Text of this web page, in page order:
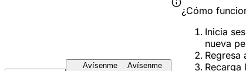
Avísenme
Avísenme
¿Cómo
Inicia
nueva
Regresa
Recarga